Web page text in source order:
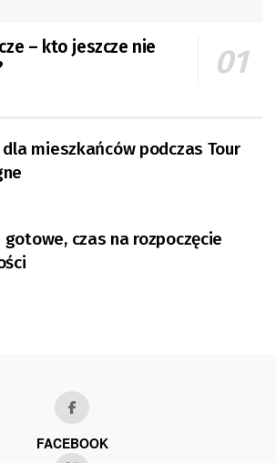
– kto jeszcze nie
mieszkańców podczas Tour
gotowe, czas na rozpoczęcie
FACEBOOK